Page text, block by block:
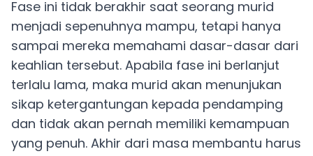
Fase ini tidak berakhir saat seorang murid
menjadi sepenuhnya mampu, tetapi hanya
sampai mereka memahami dasar-dasar dari
keahlian tersebut. Apabila fase ini berlanjut
terlalu lama, maka murid akan menunjukan
sikap ketergantungan kepada pendamping
dan tidak akan pernah memiliki kemampuan
yang penuh. Akhir dari masa membantu harus